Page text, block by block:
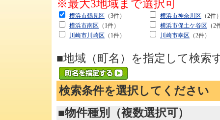
※最大3地域まで選択可
横浜市鶴見区 （3件） 横浜市神奈川区 （2件
横浜市南区 （1件） 横浜市保土ケ谷区 （2
川崎市川崎区 （1件） 川崎市幸区 （2件）
■地域（町名）を指定して検索
検索条件を選択してください
■物件種別（複数選択可）